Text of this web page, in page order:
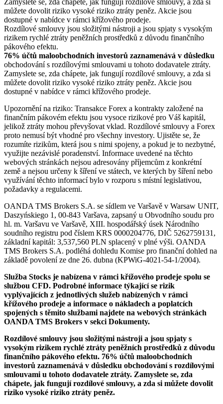
můžete dovolit riziko vysoké riziko ztráty peněz. Akcie jsou
dostupné v nabídce v rámci křížového prodeje.
Rozdílové smlouvy jsou složitými nástroji a jsou spjaty s vysokým
rizikem rychlé ztráty peněžních prostředků z důvodu finančního
pákového efektu.
76% účtů maloobchodních investorů zaznamenává v důsledku
obchodování s rozdílovými smlouvami u tohoto dodavatele ztráty.
Zamyslete se, zda chápete, jak fungují rozdílové smlouvy, a zda si
můžete dovolit riziko vysoké riziko ztráty peněz. Akcie jsou
dostupné v nabídce v rámci křížového prodeje.
Upozornění na riziko: Transakce Forex a kontrakty založené na
finančním pákovém efektu jsou vysoce rizikové pro Váš kapitál,
jelikož ztráty mohou převyšovat vklad. Rozdílové smlouvy a Forex
proto nemusí být vhodné pro všechny investory. Ujistěte se, že
rozumíte rizikům, která jsou s nimi spojeny, a pokud je to nezbytné,
využijte nezávislé poradenství. Informace uvedené na těchto
webových stránkách nejsou adresovány příjemcům z konkrétní
země a nejsou určeny k šíření ve státech, ve kterých by šíření nebo
využívání těchto informací bylo v rozporu s místní legislativou,
požadavky a regulacemi.
OANDA TMS Brokers S.A. se sídlem ve Varšavě v Warsaw UNIT,
Daszyńskiego 1, 00-843 Varšava, zapsaný u Obvodního soudu pro
hl. m. Varšavu ve Varšavě, XIII. hospodářský úsek Národního
soudního registru pod číslem KRS 0000204776, DIČ 5262759131,
základní kapitál: 3,537,560 PLN splacený v plné výši. OANDA
TMS Brokers S.A. podléhá dohledu Komise pro finanční dohled na
základě povolení ze dne 26. dubna (KPWiG-4021-54-1/2004).
Služba Stocks je nabízena v rámci křížového prodeje spolu se
službou CFD. Podrobné informace týkající se rizik
vyplývajících z jednotlivých služeb nabízených v rámci
křížového prodeje a informace o nákladech a poplatcích
spojených s těmito službami najdete na webových stránkách
OANDA TMS Brokers v sekci Dokumenty.
Rozdílové smlouvy jsou složitými nástroji a jsou spjaty s
vysokým rizikem rychlé ztráty peněžních prostředků z důvodu
finančního pákového efektu. 76% účtů maloobchodních
investorů zaznamenává v důsledku obchodování s rozdílovými
smlouvami u tohoto dodavatele ztráty. Zamyslete se, zda
chápete, jak fungují rozdílové smlouvy, a zda si můžete dovolit
riziko vysoké riziko ztráty peněz.